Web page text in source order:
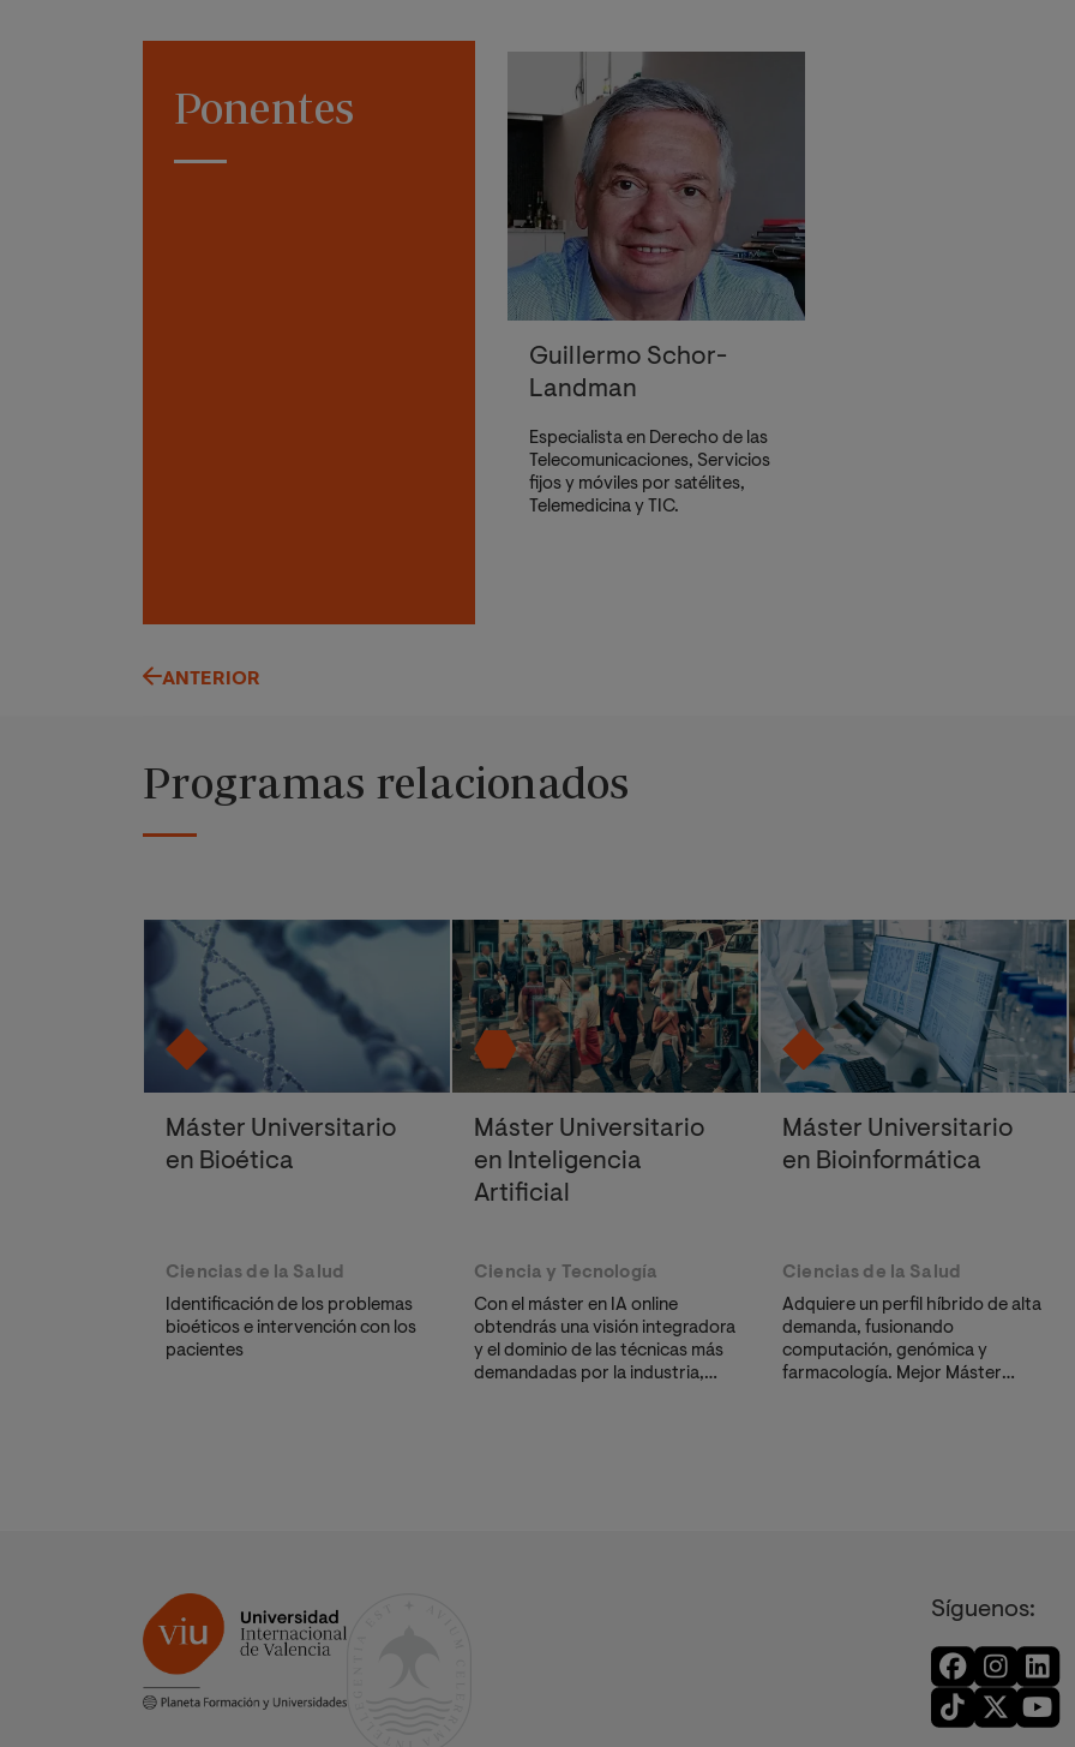
Ponentes
Guillermo Schor-
Landman
Especialista en Derecho de las
Telecomunicaciones, Servicios
fijos y móviles por satélites,
Telemedicina y TIC.
ANTERIOR
Programas relacionados
Máster Universitario
en Bioética
Ciencias de la Salud
Identificación de los problemas
bioéticos e intervención con los
pacientes
Máster Universitario
en Inteligencia
Artificial
Ciencia y Tecnología
Con el máster en IA online
obtendrás una visión integradora
y el dominio de las técnicas más
demandadas por la industria,
Máster Universitario
en Bioinformática
Ciencias de la Salud
Adquiere un perfil híbrido de alta
demanda, fusionando
computación, genómica y
farmacología. Mejor Máster
Síguenos: